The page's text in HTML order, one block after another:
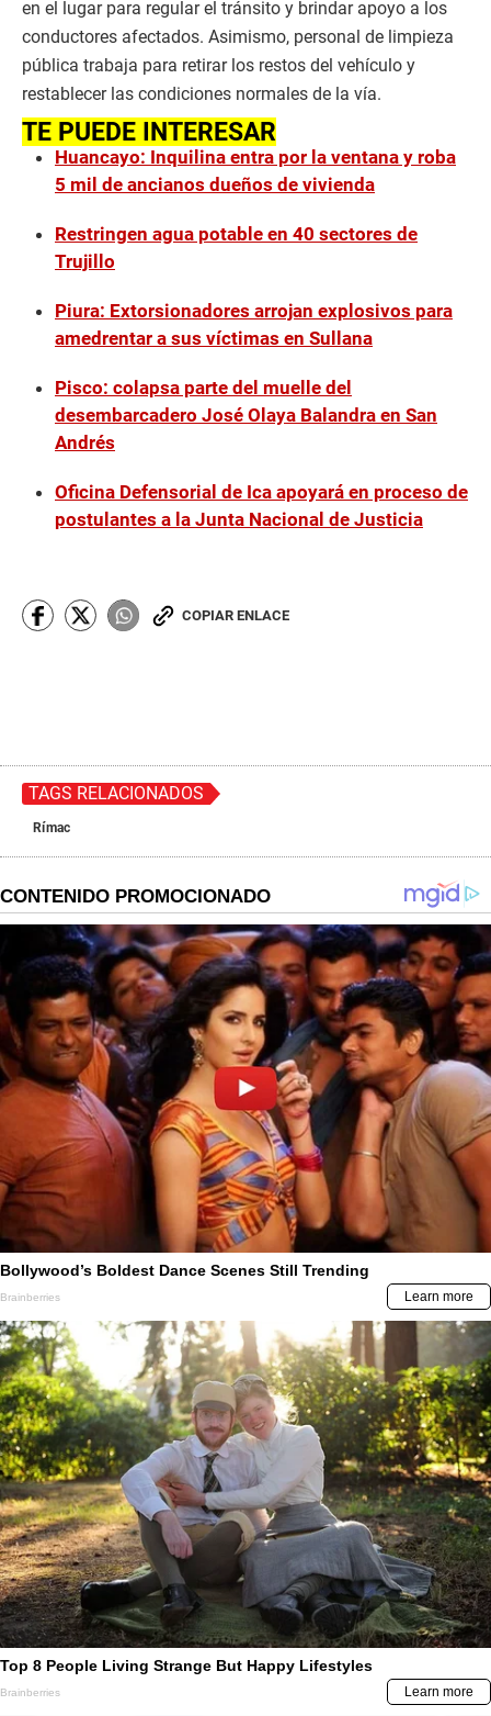
en el lugar para regular el tránsito y brindar apoyo a los
conductores afectados. Asimismo, personal de limpieza
pública trabaja para retirar los restos del vehículo y
restablecer las condiciones normales de la vía.
TE PUEDE INTERESAR
Huancayo: Inquilina entra por la ventana y roba
5 mil de ancianos dueños de vivienda
Restringen agua potable en 40 sectores de
Trujillo
Piura: Extorsionadores arrojan explosivos para
amedrentar a sus víctimas en Sullana
Pisco: colapsa parte del muelle del
desembarcadero José Olaya Balandra en San
Andrés
Oficina Defensorial de Ica apoyará en proceso de
postulantes a la Junta Nacional de Justicia
COPIAR ENLACE
TAGS RELACIONADOS
Rímac